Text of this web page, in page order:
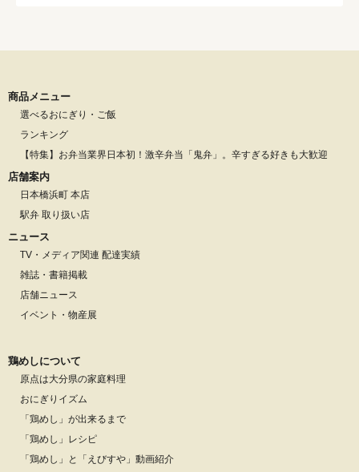
商品メニュー
選べるおにぎり・ご飯
ランキング
【特集】お弁当業界日本初！激辛弁当「鬼弁」。辛すぎる好きも大歓迎
店舗案内
日本橋浜町 本店
駅弁 取り扱い店
ニュース
TV・メディア関連 配達実績
雑誌・書籍掲載
店舗ニュース
イベント・物産展
鶏めしについて
原点は大分県の家庭料理
おにぎりイズム
「鶏めし」が出来るまで
「鶏めし」レシピ
「鶏めし」と「えびすや」動画紹介